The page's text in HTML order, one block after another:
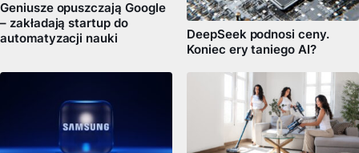
Geniusze opuszczają Google
– zakładają startup do
automatyzacji nauki
DeepSeek podnosi ceny.
Koniec ery taniego AI?